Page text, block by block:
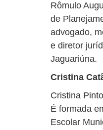
Rômulo
de
advogado,
e diretor
Jaguariúna.
Cristina
Cristina
É formada
Escolar